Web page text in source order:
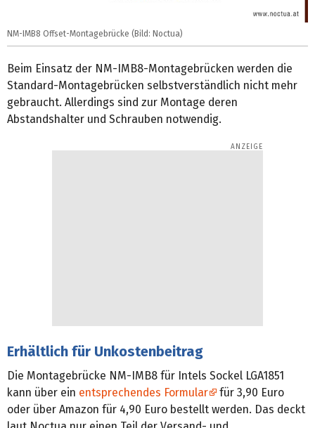
NM-IMB8 Offset-Montagebrücke (Bild: Noctua)
Beim Einsatz der NM-IMB8-Montagebrücken werden die
Standard-Montagebrücken selbstverständlich nicht mehr
gebraucht. Allerdings sind zur Montage deren
Abstandshalter und Schrauben notwendig.
Erhältlich für Unkostenbeitrag
Die Montagebrücke NM-IMB8 für Intels Sockel LGA1851
kann über ein entsprechendes Formular
für 3,90 Euro
oder über Amazon für 4,90 Euro bestellt werden. Das deckt